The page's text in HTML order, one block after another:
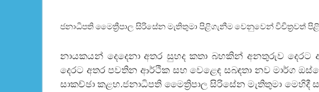
ජනාධිපති මෛත්‍රීපාල සිරිසේන මැතිතුමා පිළිගැනීම වෙනුවෙන් විචිත්‍රවත්
නායකයන් දෙදෙනා අතර සුහද කතා බහකින් අනතුරුව
දෙරට අතර පවතින ආර්ථික සහ වෙළෙඳ සබඳතා නව මාර්ග
සාකච්ඡා කළහ.ජනාධිපති මෛත්‍රිපාල සිරිසේන මැතිතුමා මෙහිදී